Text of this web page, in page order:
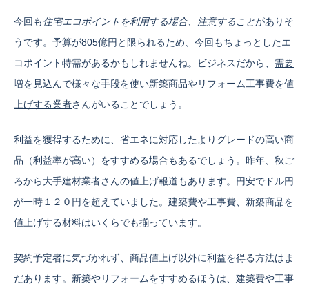
今回も住宅エコポイントを利用する場合、注意することがありそ
うです。予算が805億円と限られるため、今回もちょっとしたエ
コポイント特需があるかもしれませんね。ビジネスだから、 需要
増を見込んで様々な手段を使い新築商品やリフォーム工事費を値
上げする業者さんがいることでしょう。
利益を獲得するために、省エネに対応したよりグレードの高い商
品（利益率が高い）をすすめる場合もあるでしょう。昨年、秋ご
ろから大手建材業者さんの値上げ報道もあります。円安でドル円
が一時１２０円を超えていました。建築費や工事費、新築商品を
値上げする材料はいくらでも揃っています。
契約予定者に気づかれず、商品値上げ以外に利益を得る方法はま
だあります。新築やリフォームをすすめるほうは、建築費や工事